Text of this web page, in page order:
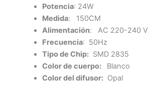
Potencia: 24W
Medida: 150CM
Alimentación: AC 220-240 V
Frecuencia: 50Hz
Tipo de Chip:SMD 2835
Color de cuerpo:
Blanco
Color del difusor:Opal